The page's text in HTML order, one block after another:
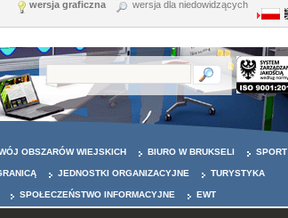
wersja graficzna wersja dla niedowidzących
OBSZARÓW WIEJSKICH BIURO W BRUKSELI SPORT
JEDNOSTKI ORGANIZACYJNE TURYSTYKA
SPOŁECZEŃSTWO INFORMACYJNE EWT